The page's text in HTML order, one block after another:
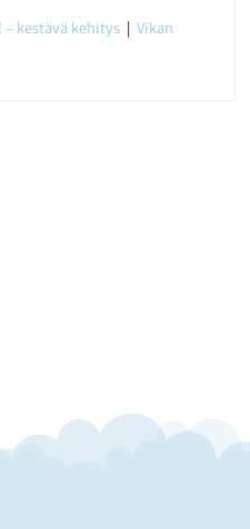
– kestävä kehitys | Vikan